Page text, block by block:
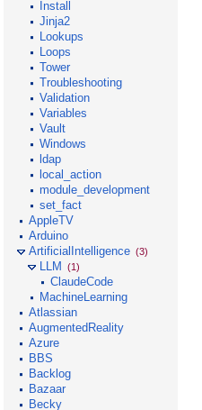
Install
Jinja2
Lookups
Loops
Tower
Troubleshooting
Validation
Variables
Vault
Windows
ldap
local_action
module_development
set_fact
AppleTV
Arduino
ArtificialIntelligence (3)
LLM (1)
ClaudeCode
MachineLearning
Atlassian
AugmentedReality
Azure
BBS
Backlog
Bazaar
Becky